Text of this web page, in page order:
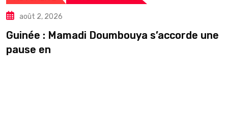
une août 1, 2026
La science, nouvelle diplomatie de